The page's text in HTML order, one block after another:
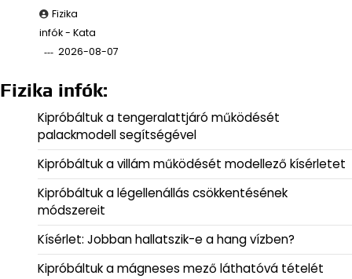
Fizika
infók - Kata
2026-08-07
Fizika infók:
Kipróbáltuk a tengeralattjáró működését
palackmodell segítségével
Kipróbáltuk a villám működését modellező kísérletet
Kipróbáltuk a légellenállás csökkentésének
módszereit
Kísérlet: Jobban hallatszik-e a hang vízben?
Kipróbáltuk a mágneses mező láthatóvá tételét